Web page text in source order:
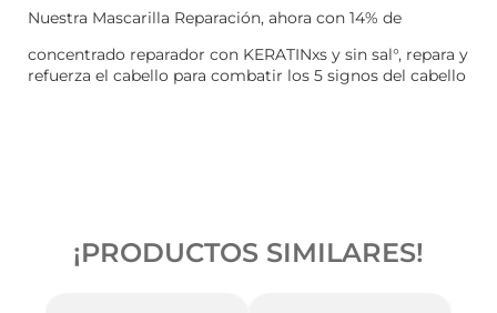
Nuestra Mascarilla Reparación, ahora con 14% de
concentrado reparador con KERATINxs y sin sal°, repara y
refuerza el cabello para combatir los 5 signos del cabello
¡PRODUCTOS SIMILARES!